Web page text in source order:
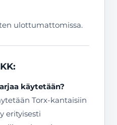
ulottumattomissa.
käytetään?
Torx-kantaisiin
erityisesti